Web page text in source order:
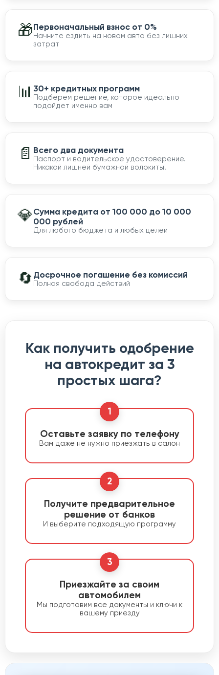
🎁Первоначальный взнос от 0%
Начните ездить на новом авто без лишних
затрат
📊30+ кредитных программ
Подберем решение, которое идеально
подойдет именно вам
📄 Всего два документа
Паспорт и водительское удостоверение.
Никакой лишней бумажной волокиты!
💎Сумма кредита от 100 000 до 10 000
000 рублей
Для любого бюджета и любых целей
🔄 Досрочное погашение без комиссий
Полная свобода действий
Как получить одобрение
на автокредит за 3
простых шага?
1
Оставьте заявку по телефону
Вам даже не нужно приезжать в салон
2
Получите предварительное
решение от банков
И выберите подходящую программу
3
Приезжайте за своим
автомобилем
Мы подготовим все документы и ключи к
вашему приезду